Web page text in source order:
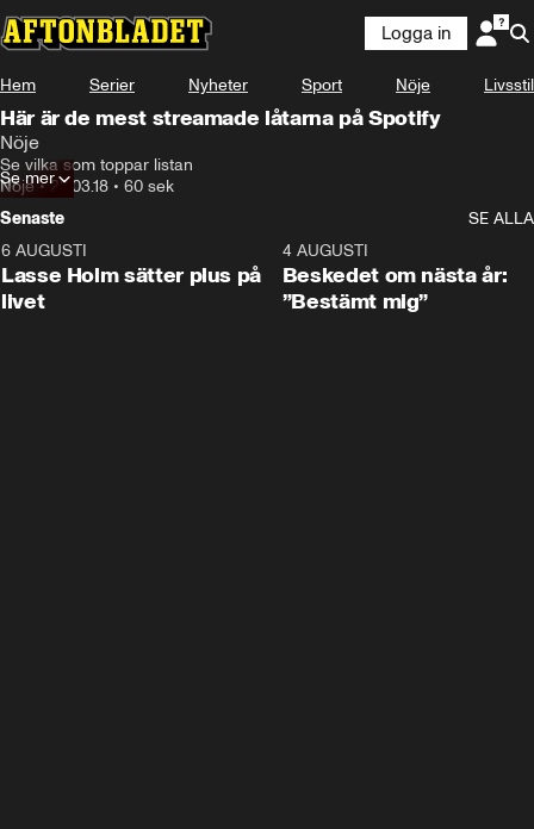
Logga in
Hem Serier Nyheter Sport Nöje Livsstil
Här är de mest streamade låtarna på Spotify
Nöje
Se vilka som toppar listan
Nöje•22.03.18 • 60 sek
Se mer
Senaste
SE ALLA
6 AUGUSTI
Lasse Holm sätter plus på
livet
4 AUGUSTI
Beskedet om nästa år:
”Bestämt mig”